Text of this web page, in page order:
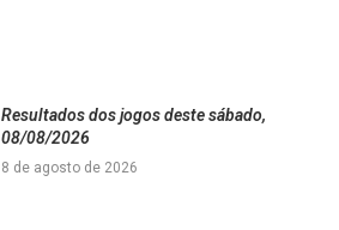
Resultados dos jogos deste sábado,
08/08/2026
8 de agosto de 2026